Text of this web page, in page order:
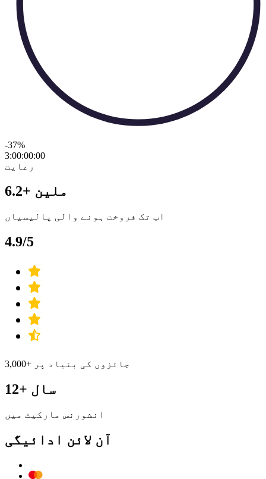
-37%
3:00:00:00
رعایت
6.2+ ملین
اب تک فروخت ہونے والی پالیسیاں
4.9/5
3,000+ جائزوں کی بنیاد پر
12+ سال
انشورنس مارکیٹ میں
آن لائن ادائیگی